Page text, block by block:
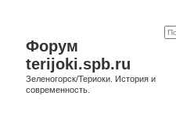
Форум
terijoki.spb.ru
Зеленогорск/Териоки. История и
современность.